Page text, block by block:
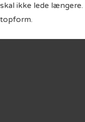
skal ikke lede længere.
topform.